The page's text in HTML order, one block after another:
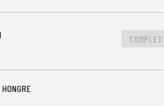
COMPLET